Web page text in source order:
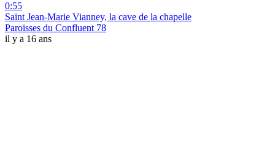
0:55
Saint Jean-Marie Vianney, la cave de la chapelle
Paroisses du Confluent 78
il y a 16 ans